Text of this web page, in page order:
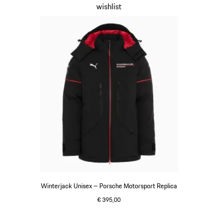
Winterjack Unisex – Porsche Motorsport Replica
€ 395,00
wishlist